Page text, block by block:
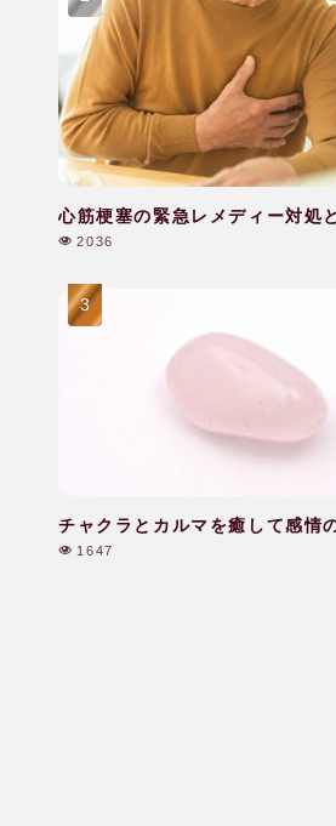
心筋梗塞の緊急レメディー対処
ア|60代|男性
2036
チャクラとカルマを癒して感情
きた|40代|女性
1647